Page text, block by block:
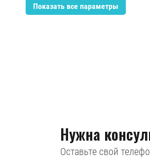
Показать все параметры
Нужна
Оставьте свой